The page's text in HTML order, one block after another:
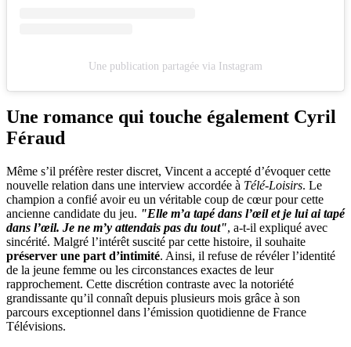
Une publication partagée via Instagram
Une romance qui touche également Cyril
Féraud
Même s’il préfère rester discret, Vincent a accepté d’évoquer cette
nouvelle relation dans une interview accordée à Télé-Loisirs. Le
champion a confié avoir eu un véritable coup de cœur pour cette
ancienne candidate du jeu. "Elle m’a tapé dans l’œil et je lui ai tapé
dans l’œil. Je ne m’y attendais pas du tout", a-t-il expliqué avec
sincérité. Malgré l’intérêt suscité par cette histoire, il souhaite
préserver une part d’intimité. Ainsi, il refuse de révéler l’identité
de la jeune femme ou les circonstances exactes de leur
rapprochement. Cette discrétion contraste avec la notoriété
grandissante qu’il connaît depuis plusieurs mois grâce à son
parcours exceptionnel dans l’émission quotidienne de France
Télévisions.